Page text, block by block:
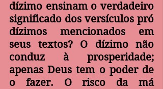
dízimo ensinam o verdadeiro
significado dos versículos pró
dízimos mencionados em
seus textos? O dízimo não
conduz à prosperidade;
apenas Deus tem o poder de
o fazer. O risco da má